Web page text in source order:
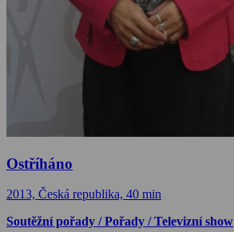
Ostříháno
2013, Česká republika, 40 min
Soutěžní pořady / Pořady / Televizní show